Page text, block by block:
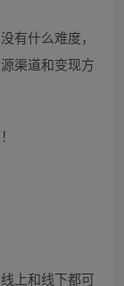
有什么难度，
渠道和变现方